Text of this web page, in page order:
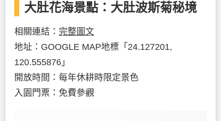
大肚花海景點：大肚波斯菊秘境
相關連結： 完整圖文
地址：GOOGLE MAP地標「24.127201,
120.555876」
開放時間：每年休耕時限定景色
入園門票：免費參觀